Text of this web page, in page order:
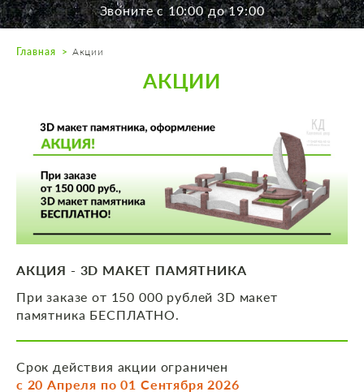
K2532513@yandex.ru
Пн. — Пт. с 10:00 до 19:00
Звоните с 10:00 до 19:00
Главная Акции
АКЦИИ
АКЦИЯ - 3D МАКЕТ ПАМЯТНИКА
При заказе от 150 000 рублей 3D макет
памятника БЕСПЛАТНО.
Срок действия акции ограничен
с 20 Апреля по 01 Сентября 2026